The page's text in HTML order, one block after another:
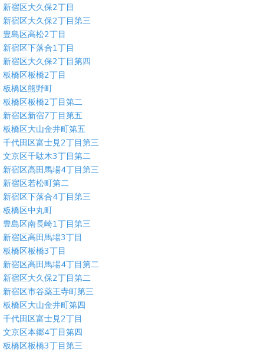
新宿区大久保2丁目
新宿区大久保2丁目第三
豊島区高松2丁目
新宿区下落合1丁目
新宿区大久保2丁目第四
板橋区板橋2丁目
板橋区熊野町
板橋区板橋2丁目第二
新宿区新宿7丁目第五
板橋区大山金井町第五
千代田区富士見2丁目第三
文京区千駄木3丁目第二
新宿区高田馬場4丁目第三
新宿区若松町第二
新宿区下落合4丁目第三
板橋区中丸町
豊島区南長崎1丁目第三
新宿区高田馬場3丁目
板橋区板橋3丁目
新宿区高田馬場4丁目第二
新宿区大久保2丁目第二
新宿区市谷薬王寺町第三
板橋区大山金井町第四
千代田区富士見2丁目
文京区本郷4丁目第四
板橋区板橋3丁目第三